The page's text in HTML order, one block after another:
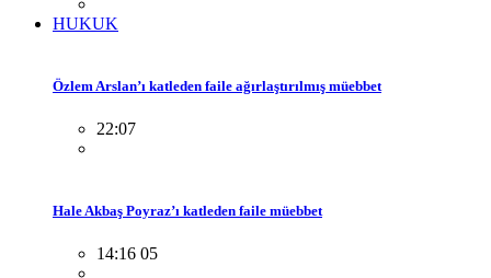
HUKUK
Özlem Arslan’ı katleden faile ağırlaştırılmış müebbet
22:07
Hale Akbaş Poyraz’ı katleden faile müebbet
14:16 05